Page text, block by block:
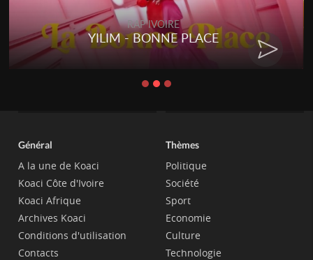
RAP IVOIRE
YILIM - BONNE PLACE
Général
A la une de Koaci
Koaci Côte d'Ivoire
Koaci Afrique
Archives Koaci
Conditions d'utilisation
Contacts
Thèmes
Politique
Société
Sport
Economie
Culture
Technologie